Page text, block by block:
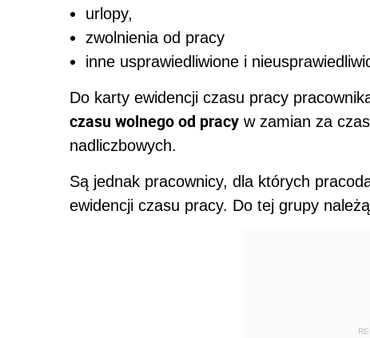
urlopy,
zwolnienia od pracy
inne usprawiedliwione i
Do karty ewidencji czasu pracy
czasu wolnego od pracy w zamian za
nadliczbowych.
Są jednak pracownicy, dla których
ewidencji czasu pracy. Do tej grupy